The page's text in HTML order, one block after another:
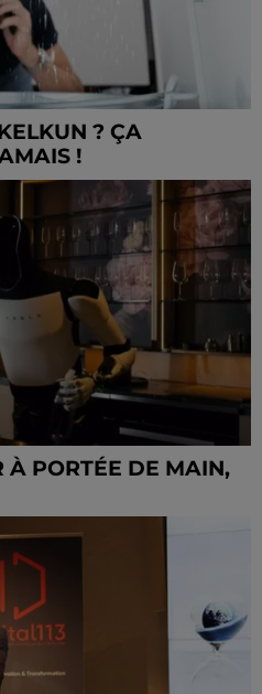
? ÇA
!
À PORTÉE DE MAIN,